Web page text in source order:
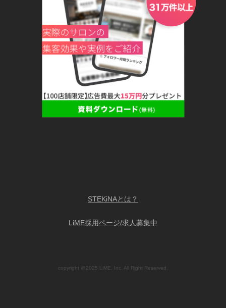
STEKiNAとは？
LiME採用ページ/求人募集中
copyright @2025 LiME, Inc. All Right Reserved.